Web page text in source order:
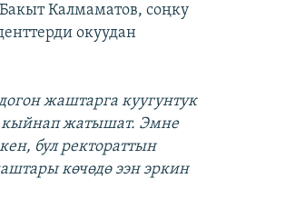
Калмаматов, соңку
окуудан
жаштарга куугунтук
кыйнап жатышат. Эмне
бул ректораттын
көчөдө ээн эркин